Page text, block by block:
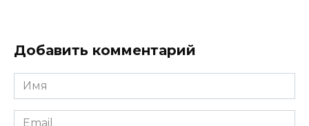
Добавить комментарий
Имя
*
Email